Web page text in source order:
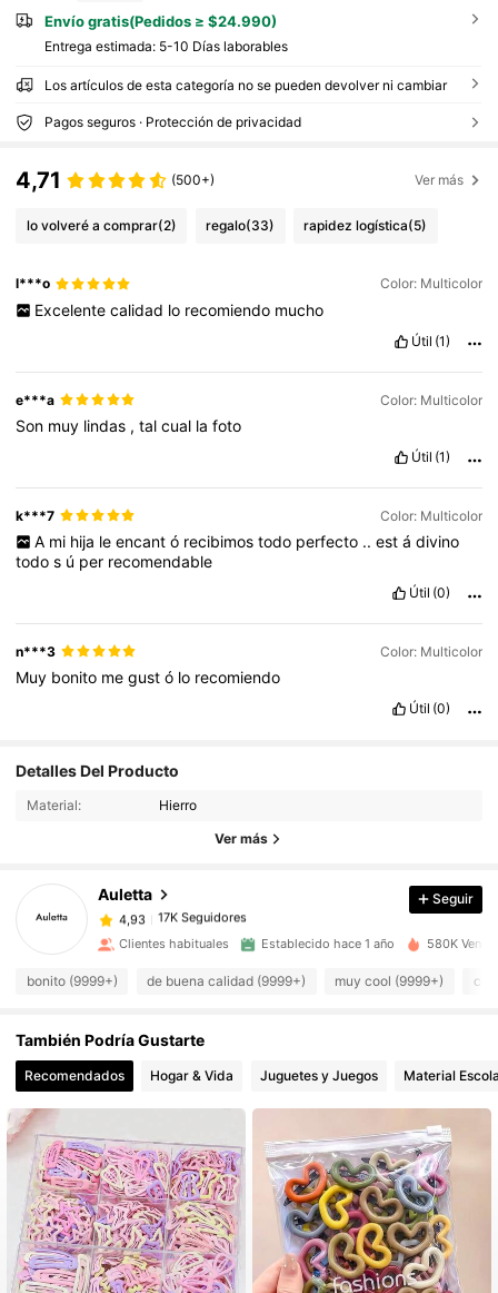
Envío gratis(Pedidos ≥ $24.990)
Entrega estimada: 5-10 Días laborables
Los artículos de esta categoría no se pueden devolver ni cambiar
Pagos seguros · Protección de privacidad
4,71 (500+) Ver más
lo volveré a comprar(2) regalo(33) rapidez logística(5)
l***o Color: Multicolor
Excelente calidad lo recomiendo mucho
Útil (1)
e***a Color: Multicolor
Son muy lindas ,talcual lafoto
Útil (1)
k***7 Color: Multicolor
A mi hija le encant ó recibimos todo perfecto .. est á divino
todos ú per recomendable
Útil (0)
n***3 Color: Multicolor
Muy bonito megustó lo recomiendo
Útil (0)
Detalles Del Producto
Material: Hierro
Ver más
Auletta
4,93 17K Seguidores
17K Seguidores
4,93 17K Seguidores
17K Seguidores
4,93
4,93 17K Seguidores
4,93 17K Seguidores
Seguir
Clientes habituales Establecido hace 1 año 580K
bonito (9999+) de buena calidad (9999+) muy cool (9999+)
También Podría Gustarte
Recomendados Hogar & Vida Juguetes y Juegos Material